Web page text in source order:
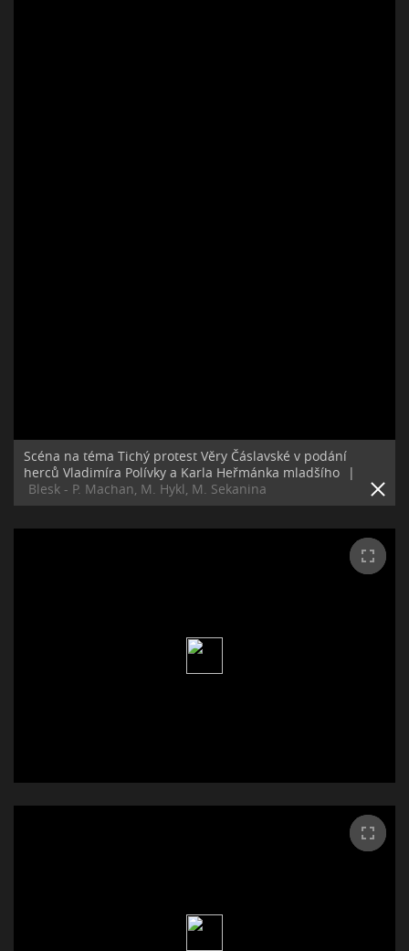
Scéna na téma Tichý protest Věry Čáslavské v podání
herců Vladimíra Polívky a Karla Heřmánka mladšího
|
Blesk - P. Machan, M. Hykl, M. Sekanina